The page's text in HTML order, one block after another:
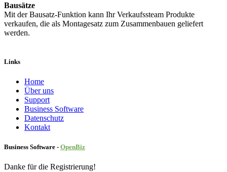
Bausätze
Mit der Bausatz-Funktion kann Ihr Verkaufssteam Produkte
verkaufen, die als Montagesatz zum Zusammenbauen geliefert
werden.
Links
Home
Über uns
Sup​port
Business Software
Datenschutz
Kontakt
Business Software - OpenBiz
Danke für die Registrierung!